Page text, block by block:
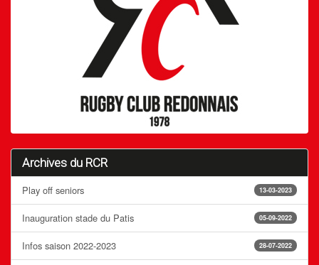
Archives du RCR
13-03-2023
Play off seniors
05-09-2022
Inauguration stade du Patis
28-07-2022
Infos saison 2022-2023